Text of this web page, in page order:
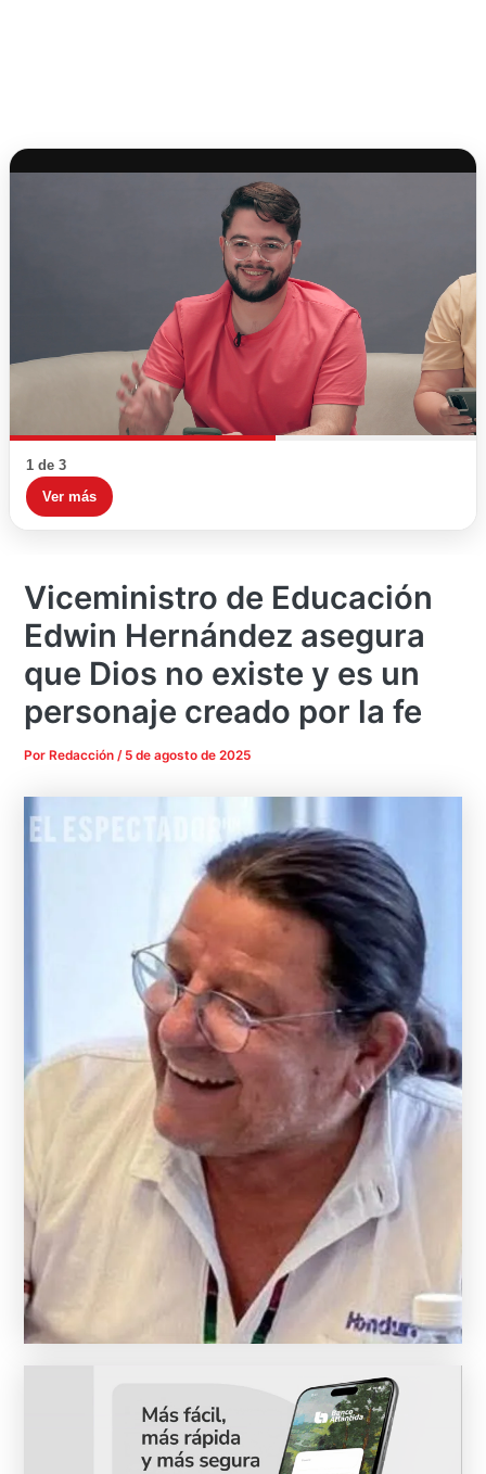
1 de 3
Ver más
Viceministro de Educación
Edwin Hernández asegura
que Dios no existe y es un
personaje creado por la fe
Por Redacción/ 5 de agosto de 2025